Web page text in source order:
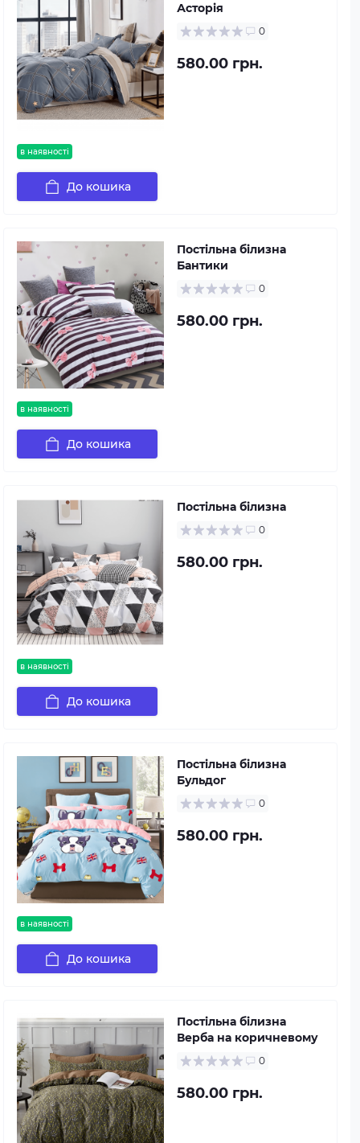
в наявності
Асторія
0
580.00 грн.
До кошика
в наявності
Постільна білизна
Бантики
0
580.00 грн.
До кошика
в наявності
Постільна білизна
0
580.00 грн.
До кошика
в наявності
Постільна білизна
Бульдог
0
580.00 грн.
До кошика
Постільна білизна
Верба на коричневому
0
580.00 грн.